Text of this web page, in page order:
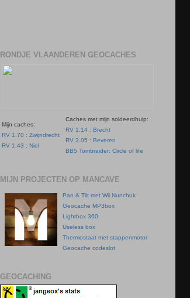
RONDJE VLAANDEREN GEOCACHES
Mijn caches:
RV 1.70 : Zwijndrecht
RV 1.43 : Niel
Caches met mijn soldeerdhulp:
RV 1.14 : Brecht
RV 3.05 : Beveren
BB5 Tombraider: Circle of life
MIJN PROJECTEN OP MANCAVE
Pan & Tilt met Wii Nunchuk
Geocache MP3box
Lightbox 360
Useless box
Thermostaat met stappenmotor
Geocache codeslot
GEOCACHING